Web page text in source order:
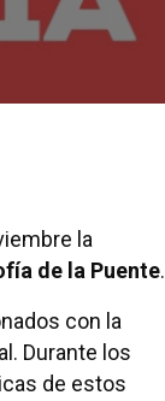
la
de la Puente.
con la
Durante los
de estos